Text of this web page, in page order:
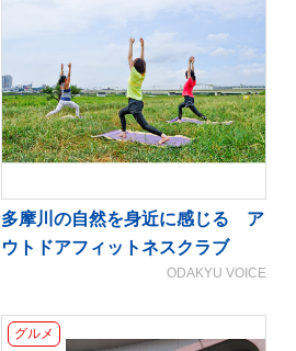
多摩川の自然を身近に感じる ア
ウトドアフィットネスクラブ
ODAKYU VOICE
グルメ